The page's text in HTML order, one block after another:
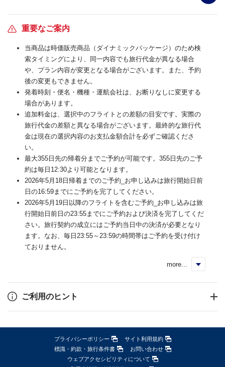
重要なご案内
当商品は時価販売商品（ダイナミックパッケージ）のため検
索タイミングにより、同一内容でも旅行代金が異なる場合
や、プラン内容が変更となる場合がございます。また、予約
後の変更もできません。
発着時刻・便名・機種・運航会社は、お断りなしに変更する
場合があります。
追加料金は、選択中のフライトとの差額の目安です。実際の
旅行代金の差額と異なる場合がございます。最終的な旅行代
金は現在の選択内容のお支払金額合計を必ずご確認くださ
い。
最大355日先の帰着分までご予約が可能です。355日先のご予
約は毎日12:30より可能となります。
2026年5月18日帰着までのご予約_お申し込みは旅行開始日前
日の16:59までにご予約を完了してください。
2026年5月19日以降のフライトを含むご予約_お申し込みは旅
行開始日前日の23:55までにご予約および決済を完了してくだ
さい。旅行契約の成立にはご予約当日中の決済が必要となり
ます。なお、毎日23:55～23:59の時間帯はご予約を受け付け
ておりません。
more...
ご利用のヒント
プライバシーポリシー
サイト利用規約
標識・約款・旅行条件書
お問い合わせ
ウェブアクセシビリティについて